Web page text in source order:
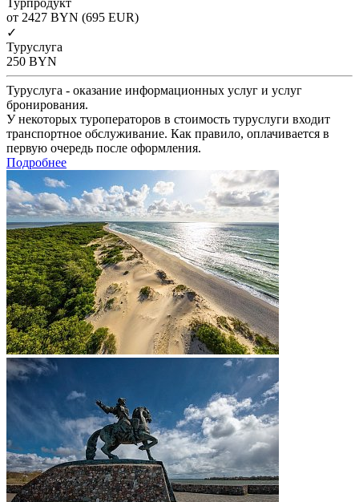
от 2427 BYN (695 EUR)
✓
Туруслуга
250 BYN
Туруслуга - оказание информационных услуг и услуг
бронирования.
У некоторых туроператоров в стоимость туруслуги входит
транспортное обслуживание. Как правило, оплачивается в
первую очередь после оформления.
Подробнее